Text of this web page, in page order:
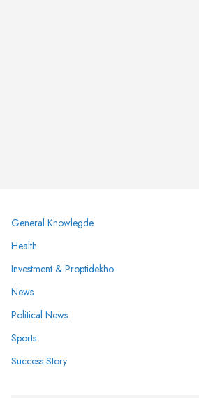
General Knowlegde
Health
Investment & Proptidekho
News
Political News
Sports
Success Story